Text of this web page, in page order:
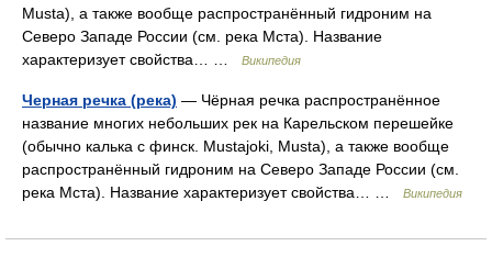
Musta), а также вообще распространённый гидроним на
Северо Западе России (см. река Мста). Название
характеризует свойства… …
Википедия
Черная речка (река) — Чёрная речка распространённое
название многих небольших рек на Карельском перешейке
(обычно калька с финск. Mustajoki, Musta), а также вообще
распространённый гидроним на Северо Западе России (см.
река Мста). Название характеризует свойства… …
Википедия